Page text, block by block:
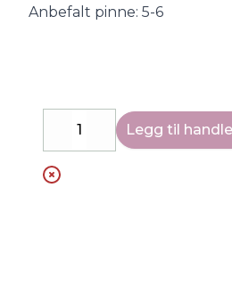
Anbefalt pinne: 5-6
DecreaseIncrease
Legg til